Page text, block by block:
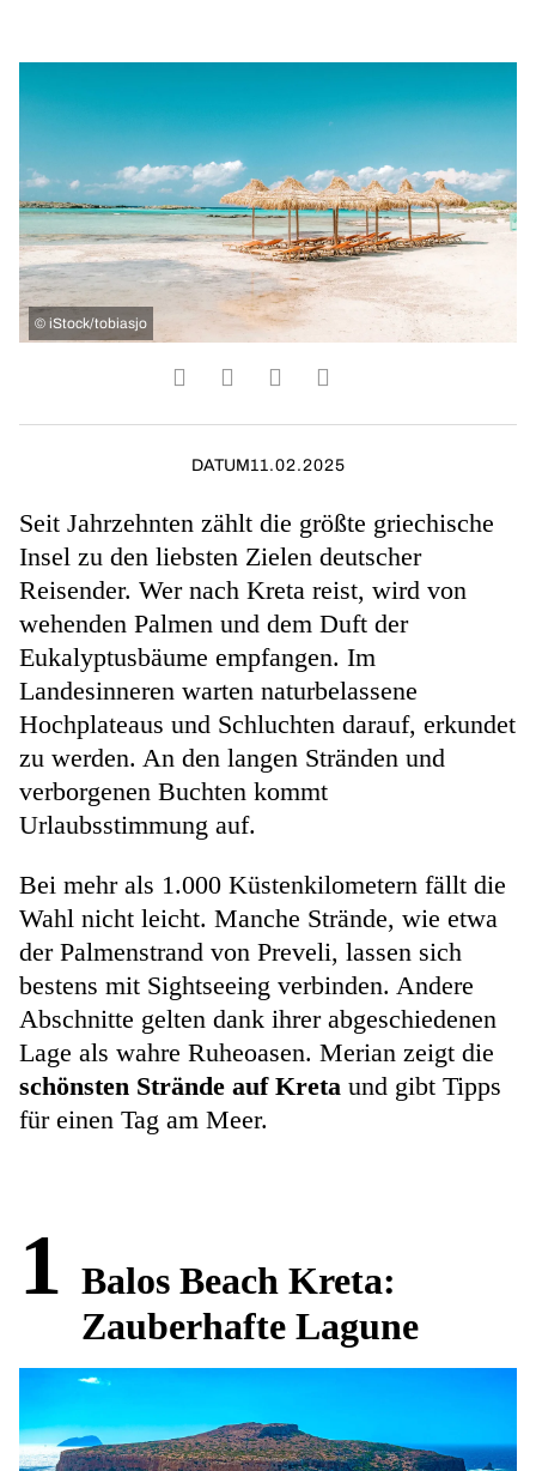
© iStock/tobiasjo
DATUM11.02.2025
Seit Jahrzehnten zählt die größte griechische
Insel zu den liebsten Zielen deutscher
Reisender. Wer nach Kreta reist, wird von
wehenden Palmen und dem Duft der
Eukalyptusbäume empfangen. Im
Landesinneren warten naturbelassene
Hochplateaus und Schluchten darauf, erkundet
zu werden. An den langen Stränden und
verborgenen Buchten kommt
Urlaubsstimmung auf.
Bei mehr als 1.000 Küstenkilometern fällt die
Wahl nicht leicht. Manche Strände, wie etwa
der Palmenstrand von Preveli, lassen sich
bestens mit Sightseeing verbinden. Andere
Abschnitte gelten dank ihrer abgeschiedenen
Lage als wahre Ruheoasen. Merian zeigt die
schönsten Strände auf Kreta und gibt Tipps
für einen Tag am Meer.
1 Balos Beach Kreta:
Zauberhafte Lagune